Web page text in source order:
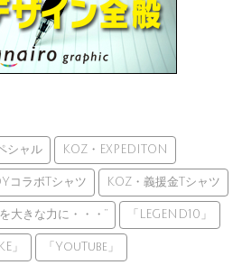
シャル KOZ・EXPEDITON
コラボTシャツ KOZ・義援金Tシャツ
大きな力に・・・” 「LEGEND10」
」 「YouTube」